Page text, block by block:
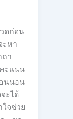
ดก่อน
ะหา
า
เเนน
นนอน
ะได้
จช่วย